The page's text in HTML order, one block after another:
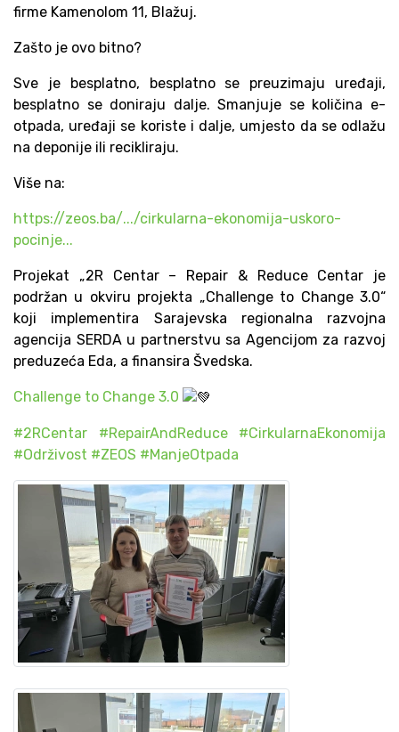
firme Kamenolom 11, Blažuj.
Zašto je ovo bitno?
Sve je besplatno, besplatno se preuzimaju uređaji,
besplatno se doniraju dalje. Smanjuje se količina e-
otpada, uređaji se koriste i dalje, umjesto da se odlažu
na deponije ili recikliraju.
Više na:
https://zeos.ba/.../cirkularna-ekonomija-uskoro-
pocinje...
Projekat „2R Centar – Repair & Reduce Centar je
podržan u okviru projekta „Challenge to Change 3.0“
koji implementira Sarajevska regionalna razvojna
agencija SERDA u partnerstvu sa Agencijom za razvoj
preduzeća Eda, a finansira Švedska.
Challenge to Change 3.0
#2RCentar #RepairAndReduce
#CirkularnaEkonomija
#Održivost #ZEOS #ManjeOtpada